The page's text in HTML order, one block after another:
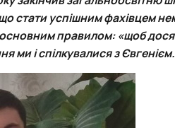
інституту -
центр
стати успішним фахівцем
правилом: «щоб
ми і спілкувалися з Євгенієм.